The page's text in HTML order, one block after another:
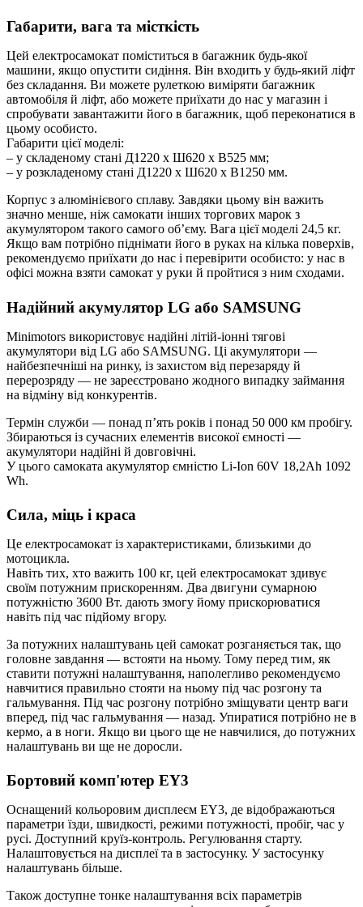
Габарити, вага та місткість
Цей електросамокат поміститься в багажник будь-якої
машини, якщо опустити сидіння. Він входить у будь-який ліфт
без складання. Ви можете рулеткою виміряти багажник
автомобіля й ліфт, або можете приїхати до нас у магазин і
спробувати завантажити його в багажник, щоб переконатися в
цьому особисто.
Габарити цієї моделі:
– у складеному стані Д1220 х Ш620 х В525 мм;
– у розкладеному стані Д1220 х Ш620 х В1250 мм.
Корпус з алюмінієвого сплаву. Завдяки цьому він важить
значно менше, ніж самокати інших торгових марок з
акумулятором такого самого об’єму. Вага цієї моделі 24,5 кг.
Якщо вам потрібно піднімати його в руках на кілька поверхів,
рекомендуємо приїхати до нас і перевірити особисто: у нас в
офісі можна взяти самокат у руки й пройтися з ним сходами.
Надійний акумулятор LG або SAMSUNG
Minimotors використовує надійні літій-іонні тягові
акумулятори від LG або SAMSUNG. Ці акумулятори —
найбезпечніші на ринку, із захистом від перезаряду й
перерозряду — не зареєстровано жодного випадку займання
на відміну від конкурентів.
Термін служби — понад п’ять років і понад 50 000 км пробігу.
Збираються із сучасних елементів високої ємності —
акумулятори надійні й довговічні.
У цього самоката акумулятор ємністю Li-Ion 60V 18,2Ah 1092
Wh.
Сила, міць і краса
Це електросамокат із характеристиками, близькими до
мотоцикла.
Навіть тих, хто важить 100 кг, цей електросамокат здивує
своїм потужним прискоренням. Два двигуни сумарною
потужністю 3600 Вт. дають змогу йому прискорюватися
навіть під час підйому вгору.
За потужних налаштувань цей самокат розганяється так, що
головне завдання — встояти на ньому. Тому перед тим, як
ставити потужні налаштування, наполегливо рекомендуємо
навчитися правильно стояти на ньому під час розгону та
гальмування. Під час розгону потрібно зміщувати центр ваги
вперед, під час гальмування — назад. Упиратися потрібно не в
кермо, а в ноги. Якщо ви цього ще не навчилися, до потужних
налаштувань ви ще не доросли.
Бортовий комп'ютер EY3
Оснащений кольоровим дисплеєм EY3, де відображаються
параметри їзди, швидкості, режими потужності, пробіг, час у
русі. Доступний круїз-контроль. Регулювання старту.
Налаштовується на дисплеї та в застосунку. У застосунку
налаштувань більше.
Також доступне тонке налаштування всіх параметрів